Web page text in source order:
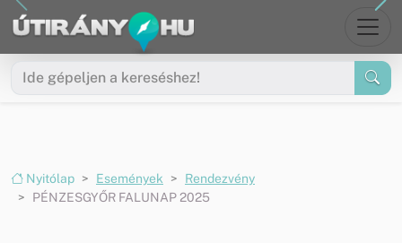
Ugrás a menüre
Ugrás a tartalomra
Nyitólap Események
Rendezvény
PÉNZESGYŐR FALUNAP 2025